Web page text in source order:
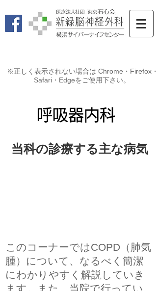
※正しく表示されない場合は Chrome・Firefox・
Safari・Edgeをご使用下さい。
​呼吸器内科
当科の診療する主な病気
このコーナーではCOPD（肺気
腫）について、なるべく簡潔
にわかりやすく解説していき
ます。また、当院で行ってい